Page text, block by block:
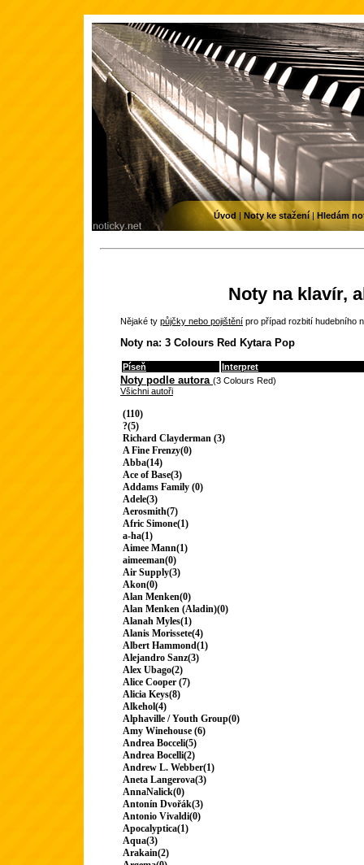
Noty na klavír,
Nějaké ty půjčky nebo pojištění pro případ rozbití hudebního
Noty na: 3 Colours Red Kytara Pop
Píseň Interpret
Noty podle autora (3 Colours Red)
Všichni autoři
(110)
?(5)
Richard Clayderman (3)
A Fine Frenzy(0)
Abba(14)
Ace of Base(3)
Addams Family (0)
Adele(3)
Aerosmith(7)
Afric Simone(1)
a-ha(1)
Aimee Mann(1)
aimeeman(0)
Air Supply(3)
Akon(0)
Alan Menken(0)
Alan Menken (Aladin)(0)
Alanah Myles(1)
Alanis Morissete(4)
Albert Hammond(1)
Alejandro Sanz(3)
Alex Ubago(2)
Alice Cooper (7)
Alicia Keys(8)
Alkehol(4)
Alphaville / Youth Group(0)
Amy Winehouse (6)
Andrea Bocceli(5)
Andrea Bocelli(2)
Andrew L. Webber(1)
Aneta Langerova(3)
AnnaNalick(0)
Antonín Dvořák(3)
Antonio Vivaldi(0)
Apocalyptica(1)
Aqua(3)
Arakain(2)
Úvod | Noty ke stažení| Hledám